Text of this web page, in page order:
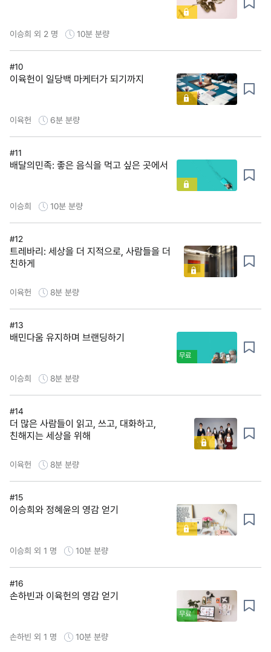
이승희 외 2 명 10분 분량
#10
이육헌이 일당백 마케터가 되기까지
이육헌 6분 분량
#11
배달의민족: 좋은 음식을 먹고 싶은 곳에서
이승희 10분 분량
#12
트레바리: 세상을 더 지적으로, 사람들을 더
친하게
이육헌 8분 분량
#13
배민다움 유지하며 브랜딩하기
무료
이승희 8분 분량
#14
더 많은 사람들이 읽고, 쓰고, 대화하고,
친해지는 세상을 위해
이육헌 8분 분량
#15
이승희와 정혜윤의 영감 얻기
이승희 외 1 명 10분 분량
#16
손하빈과 이육헌의 영감 얻기
무료
손하빈 외 1 명 10분 분량